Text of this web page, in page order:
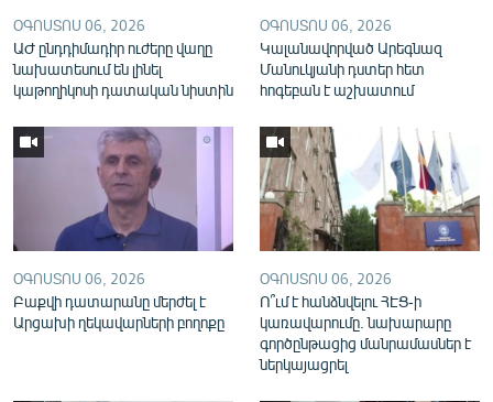
English
Русский
ՕԳՈՍՏՈՍ 06, 2026
ԱԺ ընդդիմադիր ուժերը վաղը
նախատեսում են լինել
կաթողիկոսի դատական նիստին
ՕԳՈՍՏՈՍ 06, 2026
Կալանավորված Արեգնազ
Մանուկյանի դստեր հետ
հոգեբան է աշխատում
ՕԳՈՍՏՈՍ 06, 2026
Բաքվի դատարանը մերժել է
Արցախի ղեկավարների բողոքը
ՕԳՈՍՏՈՍ 06, 2026
Ո՞ւմ է հանձնվելու ՀԷՑ-ի
կառավարումը. նախարարը
գործընթացից մանրամասներ է
ներկայացրել